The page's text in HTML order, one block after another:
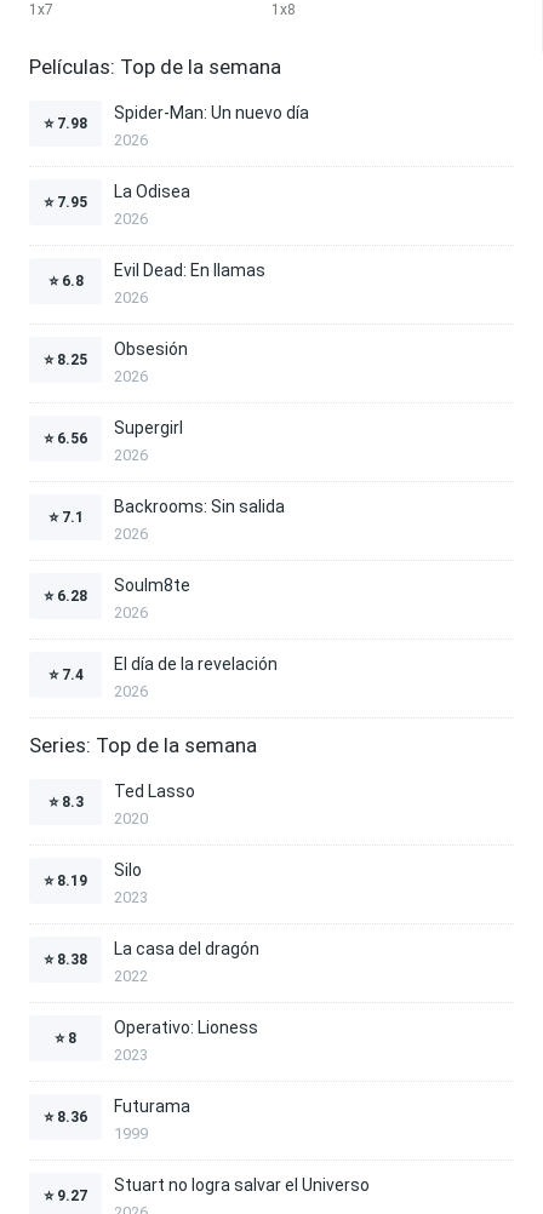
1 x7 1 x8
Películas: Top de la semana
⭐ 7.98
Spider-Man: Un nuevo día
2026
⭐ 7.95
La Odisea
2026
⭐ 6.8
Evil Dead: En llamas
2026
⭐ 8.25
Obsesión
2026
⭐ 6.56
Supergirl
2026
⭐ 7.1
Backrooms: Sin salida
2026
⭐ 6.28
Soulm8te
2026
⭐ 7.4
El día de la revelación
2026
Series: Top de la semana
⭐ 8.3
Ted Lasso
2020
⭐ 8.19
Silo
2023
⭐ 8.38
La casa del dragón
2022
⭐ 8
Operativo: Lioness
2023
⭐ 8.36
Futurama
1999
⭐ 9.27
Stuart no logra salvar el Universo